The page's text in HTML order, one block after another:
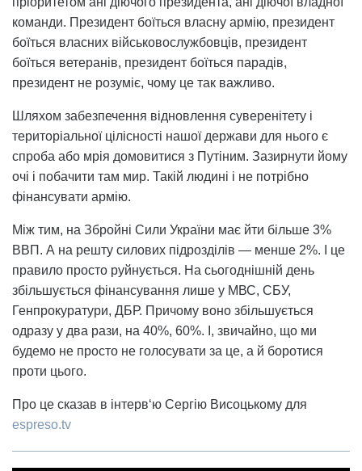
команди. Президент боїться власну армію, президент
боїться власних військовослужбовців, президент
боїться ветеранів, президент боїться парадів,
президент не розуміє, чому це так важливо.
Шляхом забезпечення відновлення суверенітету і
територіальної цілісності нашої держави для нього є
спроба або мрія домовитися з Путіним. Зазирнути йому
очі і побачити там мир. Такій людині і не потрібно
фінансувати армію.
Між тим, на Збройні Сили України має йти більше 3%
ВВП. А на решту силових підрозділів — менше 2%. І це
правило просто руйнується. На сьогоднішній день
збільшується фінансування лише у МВС, СБУ,
Генпрокуратури, ДБР. Причому воно збільшується
одразу у два рази, на 40%, 60%. І, звичайно, що ми
будемо не просто не голосувати за це, а й боротися
проти цього.
Про це сказав в інтерв‘ю Сергію Висоцькому для
espreso.tv